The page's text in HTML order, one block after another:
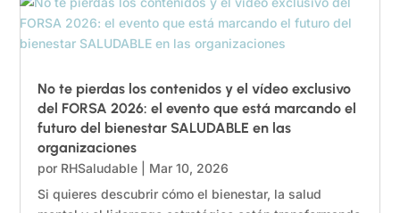
No te pierdas los contenidos y el vídeo exclusivo
del FORSA 2026: el evento que está marcando el
futuro del bienestar SALUDABLE en las
organizaciones
por RHSaludable
Mar 10, 2026
Si quieres descubrir cómo el bienestar, la salud